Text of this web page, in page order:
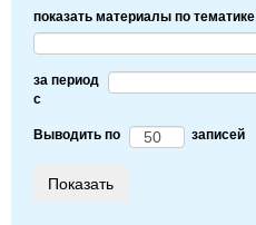
показать материалы по тематике
за период
c
Выводить по записей